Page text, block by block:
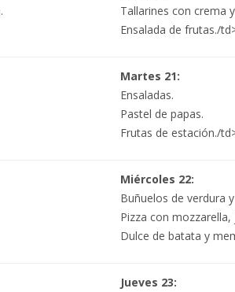
Tallarines con crema
Ensalada de frutas./
Martes 21:
Ensaladas.
Pastel de papas.
Frutas de estación./
Miércoles 22:
Buñuelos de verdura
Pizza con
Dulce de batata y
Jueves 23: